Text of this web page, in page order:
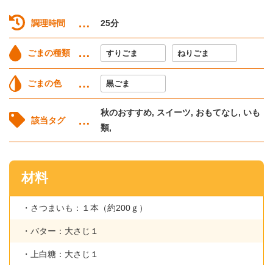
調理時間 25分
ごまの種類 すりごま ねりごま
ごまの色 黒ごま
該当タグ
秋のおすすめ, スイーツ, おもてなし, いも
類,
材料
・さつまいも：１本（約200ｇ）
・バター：大さじ１
・上白糖：大さじ１